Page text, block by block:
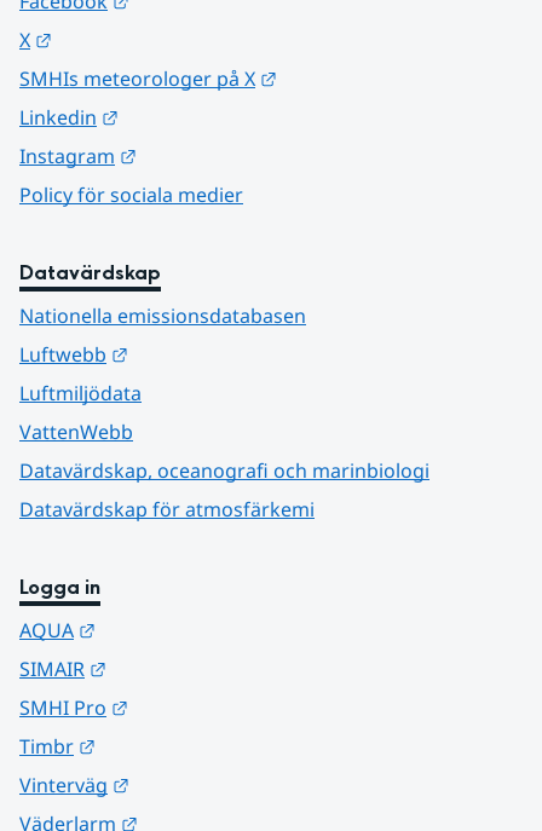
X
SMHIs meteorologer på X
Linkedin
Instagram
Policy för sociala medier
Datavärdskap
Nationella emissionsdatabasen
Luftwebb
Luftmiljödata
VattenWebb
Datavärdskap, oceanografi och marinbiologi
Datavärdskap för atmosfärkemi
Logga in
AQUA
SIMAIR
SMHI Pro
Timbr
Vinterväg
Väderlarm